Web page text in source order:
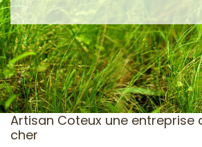
Artisan Coteux une entreprise
cher